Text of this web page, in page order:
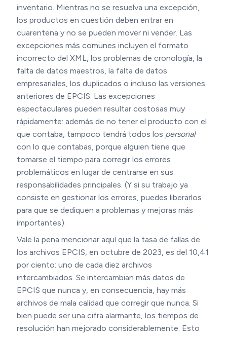
inventario. Mientras no se resuelva una excepción,
los productos en cuestión deben entrar en
cuarentena y no se pueden mover ni vender. Las
excepciones más comunes incluyen el formato
incorrecto del XML, los problemas de cronología, la
falta de datos maestros, la falta de datos
empresariales, los duplicados o incluso las versiones
anteriores de EPCIS. Las excepciones
espectaculares pueden resultar costosas muy
rápidamente: además de no tener el producto con el
que contaba, tampoco tendrá todos los personal
con lo que contabas, porque alguien tiene que
tomarse el tiempo para corregir los errores
problemáticos en lugar de centrarse en sus
responsabilidades principales. (Y si su trabajo ya
consiste en gestionar los errores, puedes liberarlos
para que se dediquen a problemas y mejoras más
importantes).
Vale la pena mencionar aquí que la tasa de fallas de
los archivos EPCIS, en octubre de 2023, es del 10,41
por ciento: uno de cada diez archivos
intercambiados. Se intercambian más datos de
EPCIS que nunca y, en consecuencia, hay más
archivos de mala calidad que corregir que nunca. Si
bien puede ser una cifra alarmante, los tiempos de
resolución han mejorado considerablemente. Esto